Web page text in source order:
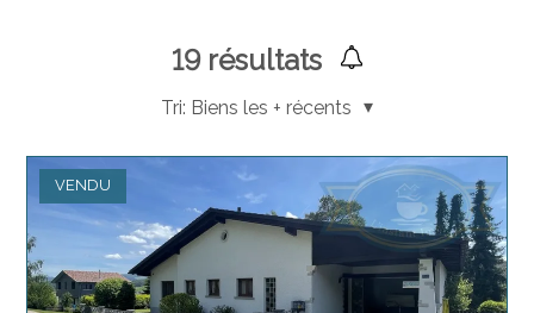
19résultats
Tri: Biens les + récents
VENDU